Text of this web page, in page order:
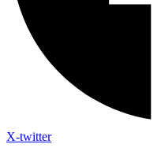
X-twitter